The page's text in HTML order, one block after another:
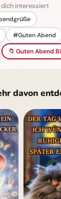
dich interessiert
#Guten Abend
📁 Guten Abend
davon